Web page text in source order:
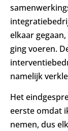
elkaar
ging voeren.
namelijk
Het
eerste omdat
nemen, dus